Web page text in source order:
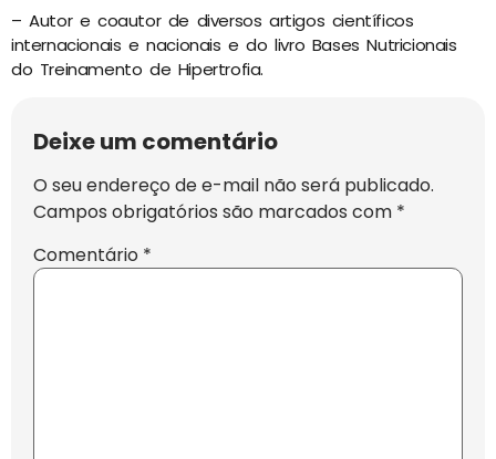
– Autor e coautor de diversos artigos científicos
internacionais e nacionais e do livro Bases Nutricionais
do Treinamento de Hipertrofia.
Deixe um comentário
O seu endereço de e-mail não será publicado.
Campos obrigatórios são marcados com *
Comentário *